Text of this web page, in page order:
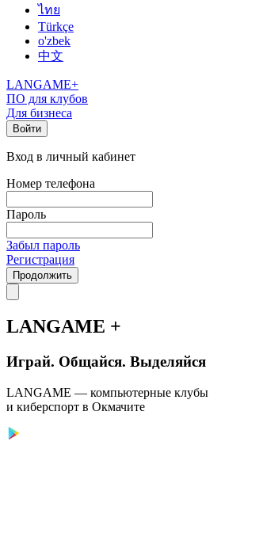
ไทย
Türkçe
o'zbek
中文
LANGAME+
ПО для клубов
Для бизнеса
Войти
Вход в личный кабинет
Номер телефона
Пароль
Забыл пароль
Регистрация
Продолжить
LANGAME +
Играй. Общайся. Выделяйся
LANGAME — компьютерные клубы
и киберспорт в Окмачите